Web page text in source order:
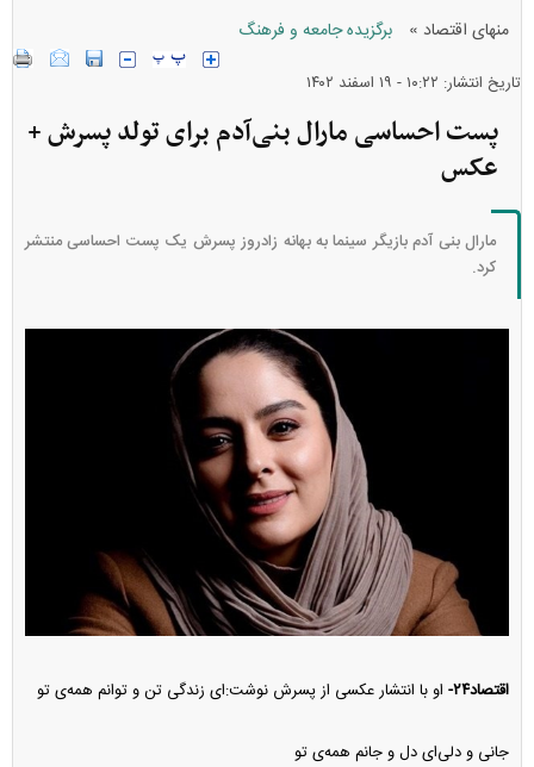
منهای اقتصاد » برگزیده جامعه و فرهنگ
تاریخ انتشار: ۱۰:۲۲ - ۱۹ اسفند ۱۴۰۲
پست احساسی مارال بنی‌آدم برای تولد پسرش +
عکس
مارال بنی آدم بازیگر سینما به بهانه زادروز پسرش یک پست احساسی منتشر
کرد.
اقتصاد۲۴- او با انتشار عکسی از پسرش نوشت:‌ای زندگی تن و توانم همه‌ی تو
جانی و دلی‌ای دل و جانم همه‌ی تو